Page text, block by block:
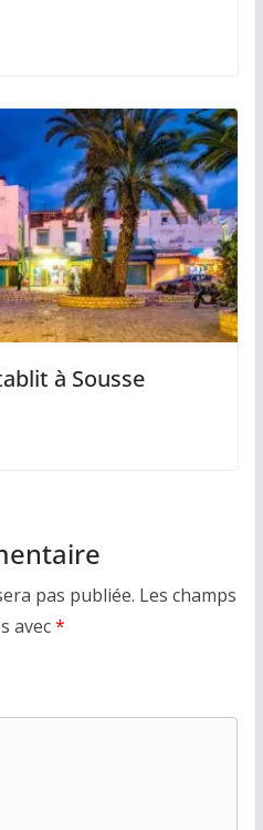
à Sousse
pas publiée. Les champs
avec*